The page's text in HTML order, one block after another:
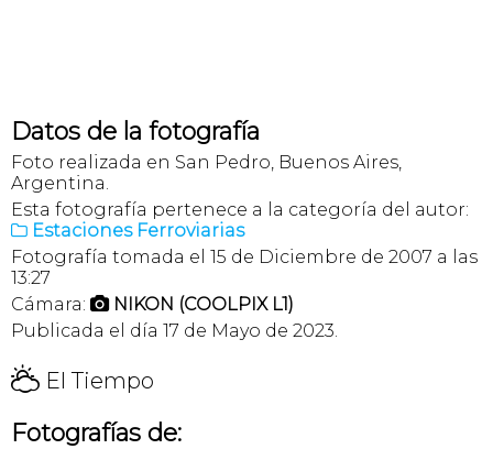
Datos de la fotografía
Foto realizada en San Pedro, Buenos Aires,
Argentina.
Esta fotografía pertenece a la categoría del autor:
 Estaciones Ferroviarias
Fotografía tomada el 15 de Diciembre de 2007 a las
13:27
Cámara:  NIKON (COOLPIX L1)
Publicada el día 17 de Mayo de 2023.
H El Tiempo
Fotografías de: